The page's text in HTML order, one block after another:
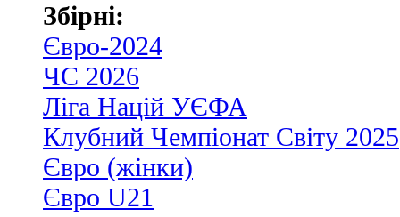
Збірні:
Євро-2024
ЧС 2026
Ліга Націй УЄФА
Клубний Чемпіонат Світу 2025
Євро (жінки)
Євро U21